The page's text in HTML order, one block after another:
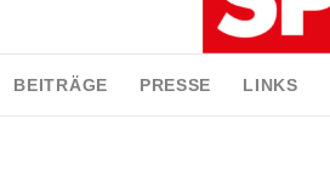
BEITRÄGE PRESSE LINKS